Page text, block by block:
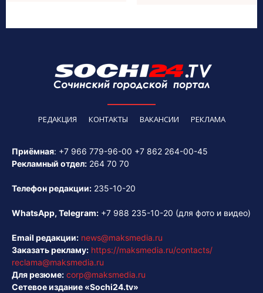
РЕДАКЦИЯ КОНТАКТЫ ВАКАНСИИ РЕКЛАМА
Приёмная: +7 966 779-96-00 +7 862 264-00-45
Рекламный отдел: 264 70 70
Телефон редакции: 235-10-20
WhatsApp, Telegram: +7 988 235-10-20 (для фото и видео)
Email редакции: news@maksmedia.ru
Заказать рекламу: https://maksmedia.ru/contacts/
reclama@maksmedia.ru
Для резюме: corp@maksmedia.ru
Сетевое издание «Sochi24.tv»